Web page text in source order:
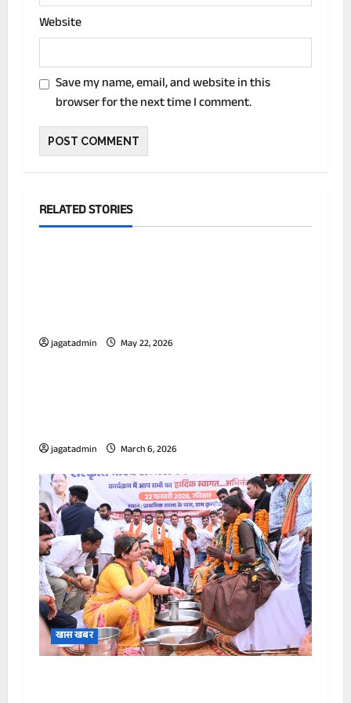
Website
Save my name, email, and website in this
browser for the next time I comment.
RELATED STORIES
देश
jagatadmin May 22, 2026
देश
jagatadmin March 6, 2026
खास खबर